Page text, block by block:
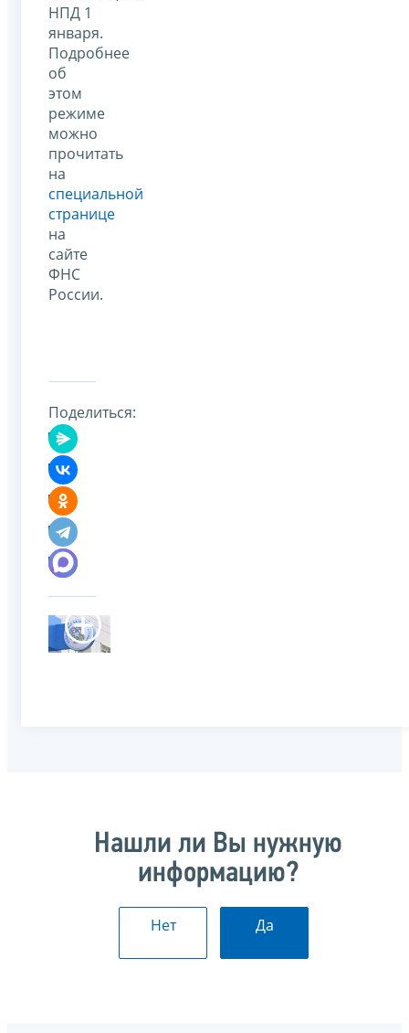
НПД 1
января.
Подробнее
об
этом
режиме
можно
прочитать
на
специальной
странице
на
сайте
ФНС
России.
Поделиться:
Нашли ли Вы нужную
информацию?
Нет Да